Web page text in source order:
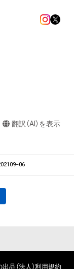
ッシュエンジェ
翻訳（AI）を表示
品（法人）利用規約